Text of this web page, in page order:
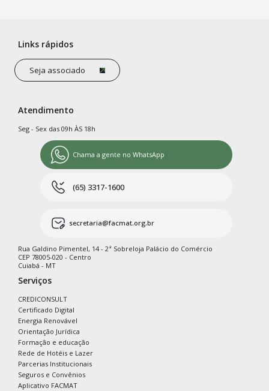
Links rápidos
Seja associado
Atendimento
Seg - Sex das 09h ÀS 18h
Chama a gente no WhatsApp
(65) 3317-1600
secretaria@facmat.org.br
Rua Galdino Pimentel, 14 - 2ª Sobreloja Palácio do Comércio
CEP 78005-020 - Centro
Cuiabá - MT
Serviços
CREDICONSULT
Certificado Digital
Energia Renovável
Orientação Jurídica
Formação e educação
Rede de Hotéis e Lazer
Parcerias Institucionais
Seguros e Convênios
Aplicativo FACMAT